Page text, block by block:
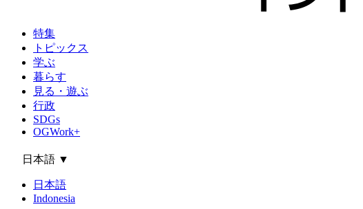
特集
トピックス
学ぶ
暮らす
見る・遊ぶ
行政
SDGs
OGWork+
日本語 ▼
日本語
Indonesia